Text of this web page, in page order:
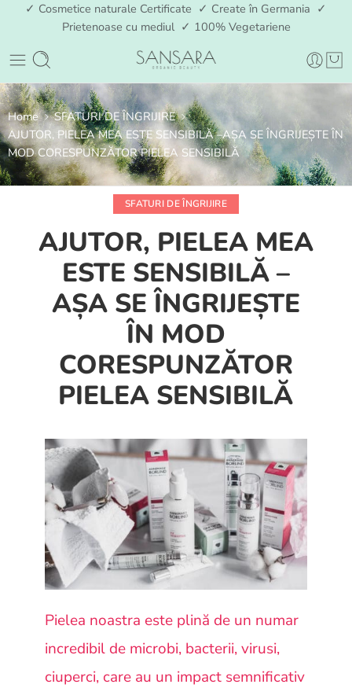
✓ Cosmetice naturale Certificate ✓ Create în Germania ✓
Prietenoase cu mediul ✓ 100% Vegetariene
Home
SFATURI DE ÎNGRIJIRE
AJUTOR, PIELEA MEA ESTE SENSIBILĂ –AȘA SE ÎNGRIJEȘTE ÎN
MOD CORESPUNZĂTOR PIELEA SENSIBILĂ
SFATURI DE ÎNGRIJIRE
AJUTOR, PIELEA MEA
ESTE SENSIBILĂ –
AȘA SE ÎNGRIJEȘTE
ÎN MOD
CORESPUNZĂTOR
PIELEA SENSIBILĂ
Pielea noastra este plină de un numar
incredibil de microbi, bacterii, virusi,
ciuperci, care au un impact semnificativ